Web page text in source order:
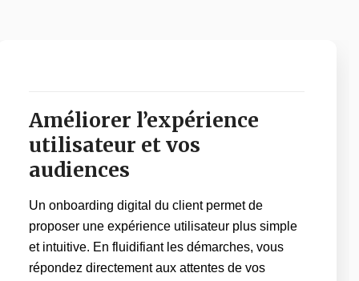
Améliorer l’expérience
utilisateur et vos
audiences
Un onboarding digital du client permet de
proposer une expérience utilisateur plus simple
et intuitive. En fluidifiant les démarches, vous
répondez directement aux attentes de vos